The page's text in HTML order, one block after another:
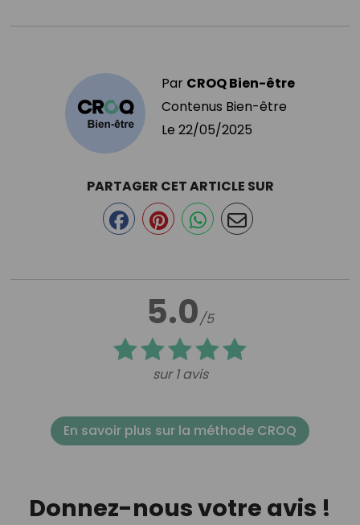
Par CROQ Bien-être
Contenus Bien-être
Le 22/05/2025
5.0/5
sur 1 avis
PARTAGER CET ARTICLE SUR
En savoir plus sur la méthode CROQ
Donnez-nous votre avis !